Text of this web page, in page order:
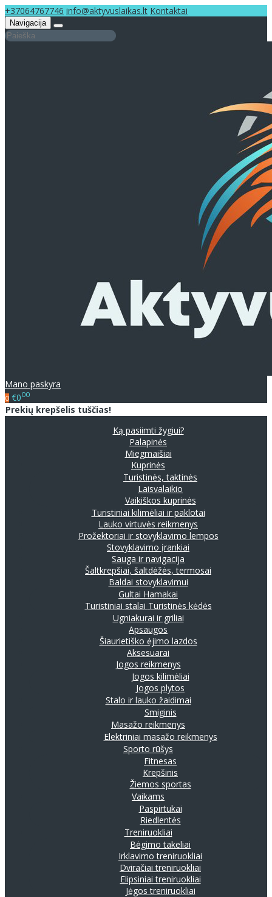
+37064767746 info@aktyvuslaikas.lt Kontaktai
Navigacija
Mano paskyra
0 €000
Prekių krepšelis tuščias!
Ką pasiimti žygiui?
Palapinės
Miegmaišiai
Kuprinės
Turistinės, taktinės
Laisvalaikio
Vaikiškos kuprinės
Turistiniai kilimėliai ir paklotai
Lauko virtuvės reikmenys
Prožektoriai ir stovyklavimo lempos
Stovyklavimo įrankiai
Sauga ir navigacija
Šaltkrepšiai, šaltdėžės, termosai
Baldai stovyklavimui
Gultai Hamakai
Turistiniai stalai Turistinės kėdės
Ugniakurai ir griliai
Apsaugos
Šiaurietiško ėjimo lazdos
Aksesuarai
Jogos reikmenys
Jogos kilimėliai
Jogos plytos
Stalo ir lauko žaidimai
Smiginis
Masažo reikmenys
Elektriniai masažo reikmenys
Sporto rūšys
Fitnesas
Krepšinis
Žiemos sportas
Vaikams
Paspirtukai
Riedlentės
Treniruokliai
Bėgimo takeliai
Irklavimo treniruokliai
Dviračiai treniruokliai
Elipsiniai treniruokliai
Jėgos treniruokliai